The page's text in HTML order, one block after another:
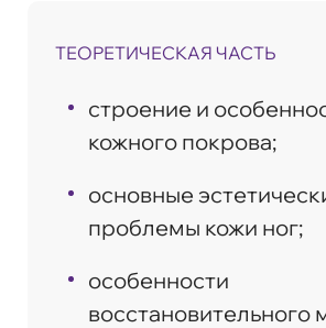
ТЕОРЕТИЧЕСКАЯ ЧАСТЬ
строение и
кожного покрова;
основные
проблемы кожи ног;
особенности
восстановительного